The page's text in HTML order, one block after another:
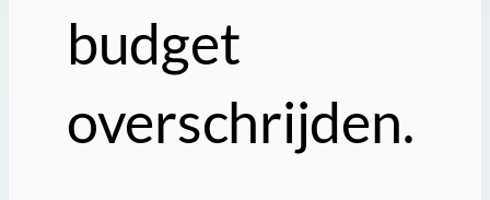
budget
overschrijden.